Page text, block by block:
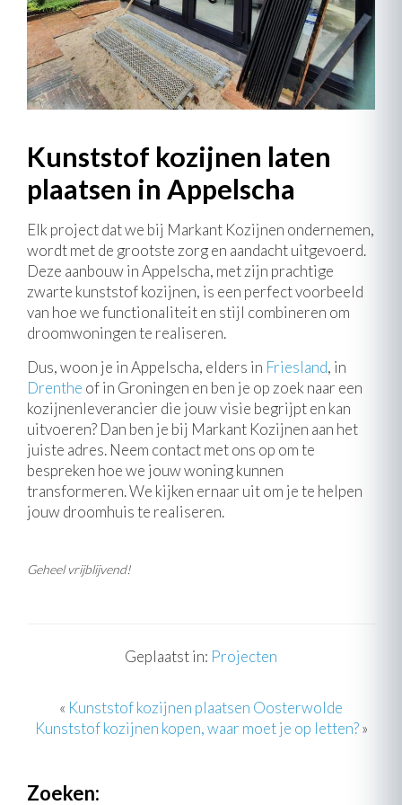
Kunststof kozijnen laten
plaatsen in Appelscha
Elk project dat we bij Markant Kozijnen ondernemen,
wordt met de grootste zorg en aandacht uitgevoerd.
Deze aanbouw in Appelscha, met zijn prachtige
zwarte kunststof kozijnen, is een perfect voorbeeld
van hoe we functionaliteit en stijl combineren om
droomwoningen te realiseren.
Dus, woon je in Appelscha, elders in Friesland, in
Drenthe of in Groningen en ben je op zoek naar een
kozijnenleverancier die jouw visie begrijpt en kan
uitvoeren? Dan ben je bij Markant Kozijnen aan het
juiste adres. Neem contact met ons op om te
bespreken hoe we jouw woning kunnen
transformeren. We kijken ernaar uit om je te helpen
jouw droomhuis te realiseren.
Geheel vrijblijvend!
Geplaatst in: Projecten
« Kunststof kozijnen plaatsen Oosterwolde
Kunststof kozijnen kopen, waar moet je op letten?»
Zoeken: